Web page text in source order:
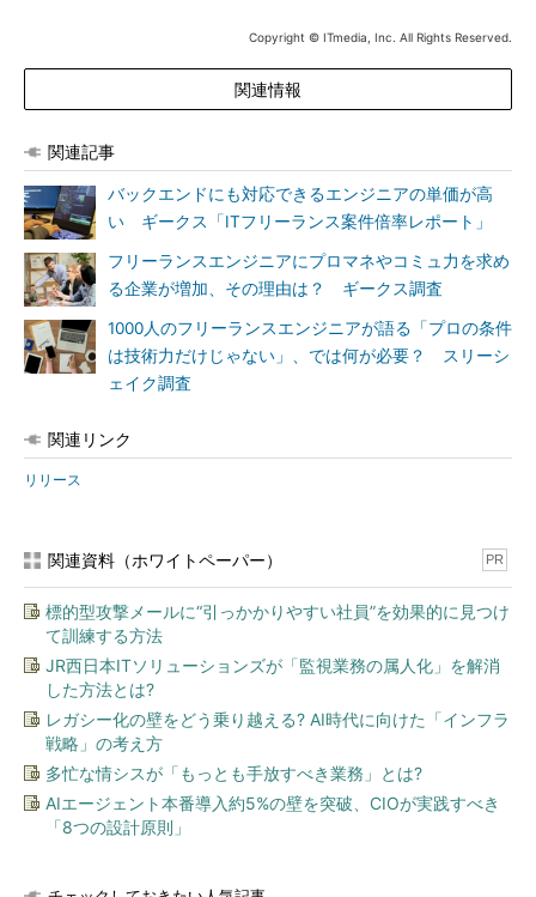
Copyright © ITmedia, Inc. All Rights Reserved.
関連情報
関連記事
バックエンドにも対応できるエンジニアの単価が高
い ギークス「ITフリーランス案件倍率レポート」
フリーランスエンジニアにプロマネやコミュ力を求め
る企業が増加、その理由は？ ギークス調査
1000人のフリーランスエンジニアが語る「プロの条件
は技術力だけじゃない」、では何が必要？ スリーシ
ェイク調査
関連リンク
リリース
関連資料（ホワイトペーパー） PR
標的型攻撃メールに“引っかかりやすい社員”を効果的に見つけ
て訓練する方法
JR西日本ITソリューションズが「監視業務の属人化」を解消
した方法とは?
レガシー化の壁をどう乗り越える? AI時代に向けた「インフラ
戦略」の考え方
多忙な情シスが「もっとも手放すべき業務」とは?
AIエージェント本番導入約5%の壁を突破、CIOが実践すべき
「8つの設計原則」